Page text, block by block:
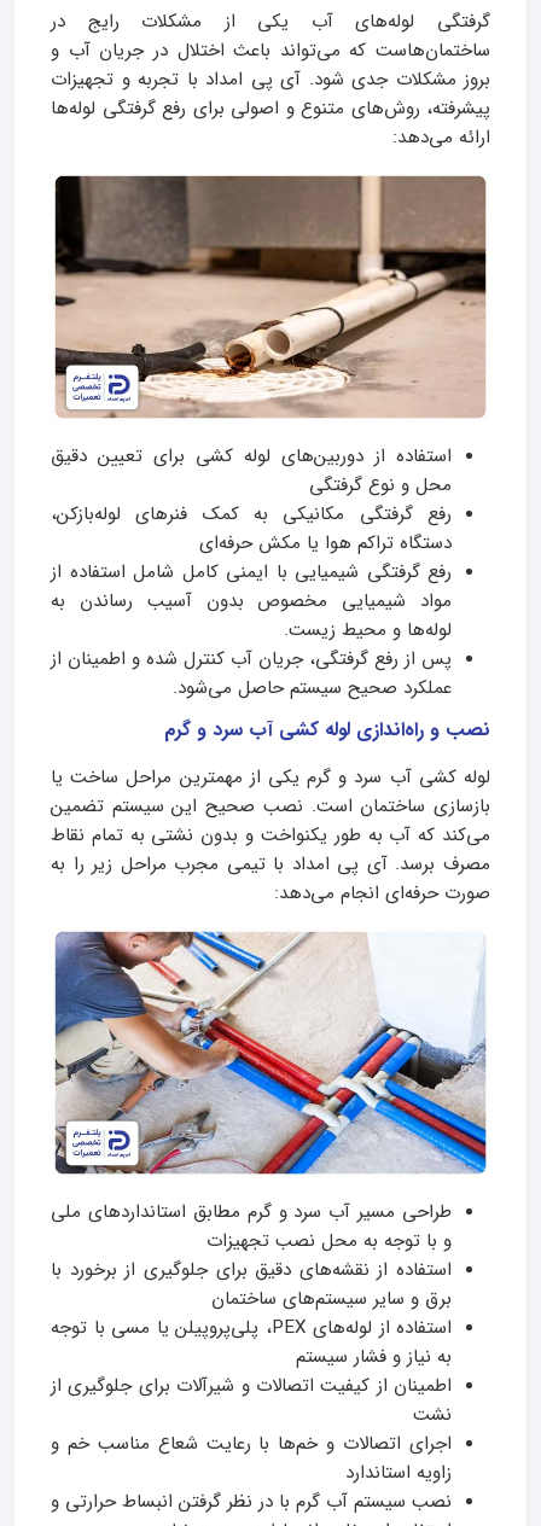
گرفتگی لوله‌های آب یکی از مشکلات رایج در
ساختمان‌هاست که می‌تواند باعث اختلال در جریان آب و
بروز مشکلات جدی شود. آی‌ پی امداد با تجربه و تجهیزات
پیشرفته، روش‌های متنوع و اصولی برای رفع گرفتگی لوله‌ها
ارائه می‌دهد:
استفاده از دوربین‌های لوله کشی برای تعیین دقیق
محل و نوع گرفتگی
رفع گرفتگی مکانیکی به کمک فنرهای لوله‌بازکن،
دستگاه تراکم هوا یا مکش حرفه‌ای
رفع گرفتگی شیمیایی با ایمنی کامل شامل استفاده از
مواد شیمیایی مخصوص بدون آسیب رساندن به
لوله‌ها و محیط زیست.
پس از رفع گرفتگی، جریان آب کنترل شده و اطمینان از
عملکرد صحیح سیستم حاصل می‌شود.
نصب و راه‌اندازی لوله کشی آب سرد و گرم
لوله کشی آب سرد و گرم یکی از مهمترین مراحل ساخت یا
بازسازی ساختمان است. نصب صحیح این سیستم تضمین
می‌کند که آب به طور یکنواخت و بدون نشتی به تمام نقاط
مصرف برسد. آی‌ پی امداد با تیمی مجرب مراحل زیر را به
صورت حرفه‌ای انجام می‌دهد:
طراحی مسیر آب سرد و گرم مطابق استانداردهای ملی
و با توجه به محل نصب تجهیزات
استفاده از نقشه‌های دقیق برای جلوگیری از برخورد با
برق و سایر سیستم‌های ساختمان
استفاده از لوله‌های PEX، پلی‌پروپیلن یا مسی با توجه
به نیاز و فشار سیستم
اطمینان از کیفیت اتصالات و شیرآلات برای جلوگیری از
نشت
اجرای اتصالات و خم‌ها با رعایت شعاع مناسب خم و
زاویه استاندارد
نصب سیستم آب گرم با در نظر گرفتن انبساط حرارتی و